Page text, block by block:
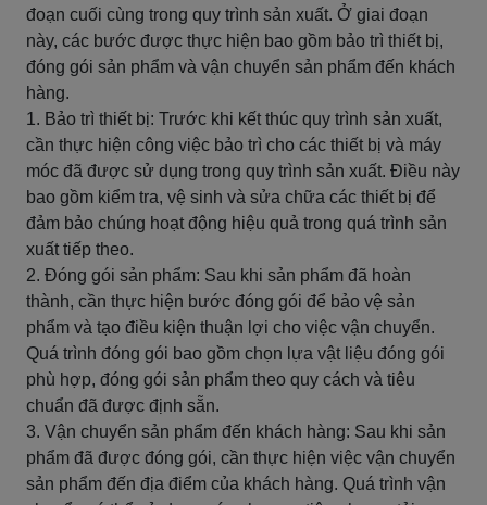
đoạn cuối cùng trong quy trình sản xuất. Ở giai đoạn
này, các bước được thực hiện bao gồm bảo trì thiết bị,
đóng gói sản phẩm và vận chuyển sản phẩm đến khách
hàng.
1. Bảo trì thiết bị: Trước khi kết thúc quy trình sản xuất,
cần thực hiện công việc bảo trì cho các thiết bị và máy
móc đã được sử dụng trong quy trình sản xuất. Điều này
bao gồm kiểm tra, vệ sinh và sửa chữa các thiết bị để
đảm bảo chúng hoạt động hiệu quả trong quá trình sản
xuất tiếp theo.
2. Đóng gói sản phẩm: Sau khi sản phẩm đã hoàn
thành, cần thực hiện bước đóng gói để bảo vệ sản
phẩm và tạo điều kiện thuận lợi cho việc vận chuyển.
Quá trình đóng gói bao gồm chọn lựa vật liệu đóng gói
phù hợp, đóng gói sản phẩm theo quy cách và tiêu
chuẩn đã được định sẵn.
3. Vận chuyển sản phẩm đến khách hàng: Sau khi sản
phẩm đã được đóng gói, cần thực hiện việc vận chuyển
sản phẩm đến địa điểm của khách hàng. Quá trình vận